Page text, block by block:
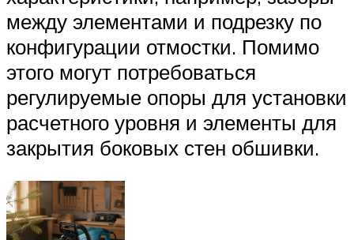
между элементами и подрезку по
конфигурации отмостки. Помимо
этого могут потребоваться
регулируемые опоры для установки
расчетного уровня и элементы для
закрытия боковых стен обшивки.